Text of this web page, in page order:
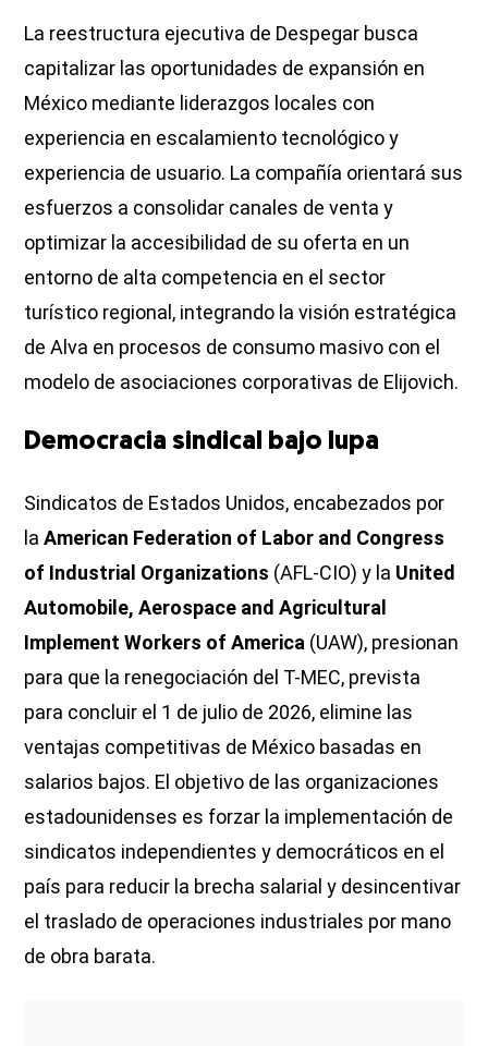
La reestructura ejecutiva de Despegar busca
capitalizar las oportunidades de expansión en
México mediante liderazgos locales con
experiencia en escalamiento tecnológico y
experiencia de usuario. La compañía orientará sus
esfuerzos a consolidar canales de venta y
optimizar la accesibilidad de su oferta en un
entorno de alta competencia en el sector
turístico regional, integrando la visión estratégica
de Alva en procesos de consumo masivo con el
modelo de asociaciones corporativas de Elijovich.
Democracia sindical bajo lupa
Sindicatos de Estados Unidos, encabezados por
laAmerican Federation of Labor and Congress
of Industrial Organizations (AFL-CIO) y la United
Automobile, Aerospace and Agricultural
Implement Workers of America (UAW), presionan
para que la renegociación del T-MEC, prevista
para concluir el 1 de julio de 2026, elimine las
ventajas competitivas de México basadas en
salarios bajos. El objetivo de las organizaciones
estadounidenses es forzar la implementación de
sindicatos independientes y democráticos en el
país para reducir la brecha salarial y desincentivar
el traslado de operaciones industriales por mano
de obra barata.